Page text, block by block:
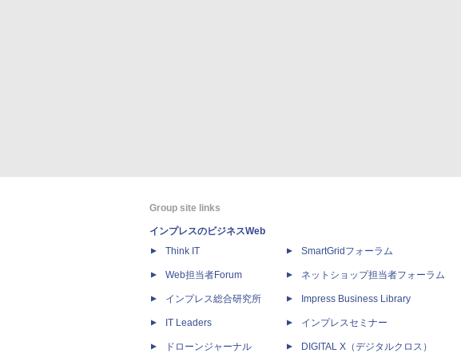
Group site links
インプレスのビジネスWeb
Think IT
Web担当者Forum
インプレス総合研究所
IT Leaders
ドローンジャーナル
SmartGridフォーラム
ネットショップ担当者フォーラム
Impress Business Library
インプレスセミナー
DIGITAL X（デジタルクロス）